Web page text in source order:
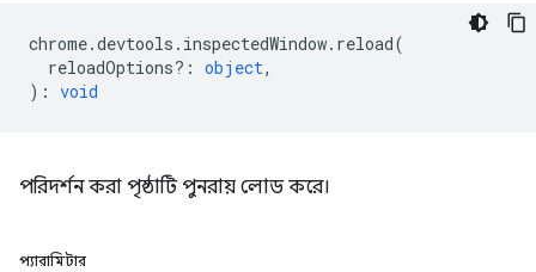
chrome.devtools . inspectedWindow. reload(
reloadOptions? : object,
) : void
পরিদর্শন করা পৃষ্ঠাটি পুনরায় লোড করে।
প্যারামিটার